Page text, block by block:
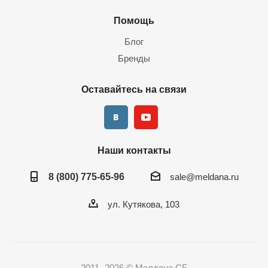
Помощь
Блог
Бренды
Оставайтесь на связи
Наши контакты
8 (800) 775-65-96 sale@meldana.ru
ул. Кутякова, 103